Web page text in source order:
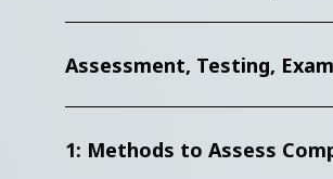
Assessment, Testing,
1: Methods to Assess